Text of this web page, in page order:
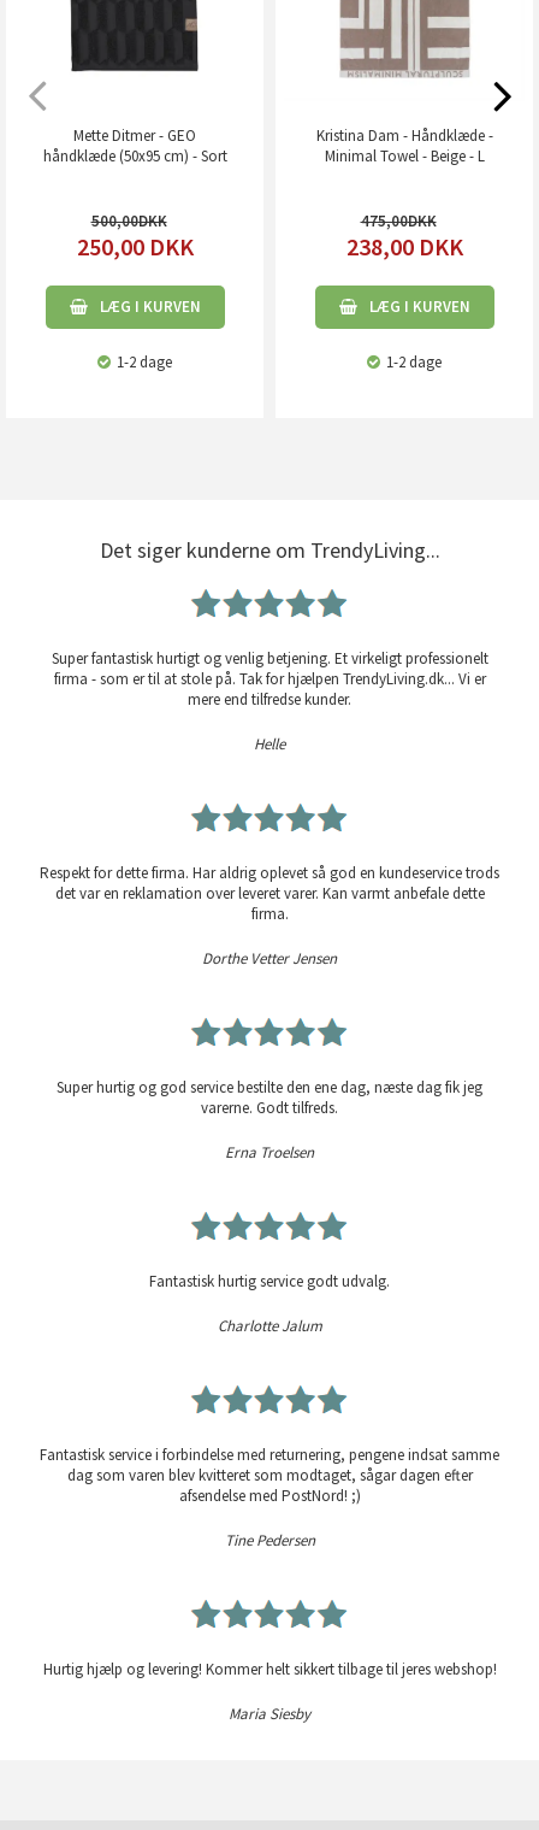
Mette Ditmer - GEO
håndklæde (50x95 cm) - Sort
500,00
250,00 DKK
LÆG I KURVEN
1-2 dage
Kristina Dam - Håndklæde -
Minimal Towel - Beige - L
475,00
238,00 DKK
LÆG I KURVEN
1-2 dage
Det siger kunderne om TrendyLiving...
Super fantastisk hurtigt og venlig betjening. Et virkeligt professionelt
firma - som er til at stole på. Tak for hjælpen TrendyLiving.dk... Vi er
mere end tilfredse kunder.
Helle
Respekt for dette firma. Har aldrig oplevet så god en kundeservice trods
det var en reklamation over leveret varer. Kan varmt anbefale dette
firma.
Dorthe Vetter Jensen
Super hurtig og god service bestilte den ene dag, næste dag fik jeg
varerne. Godt tilfreds.
Erna Troelsen
Fantastisk hurtig service godt udvalg.
Charlotte Jalum
Fantastisk service i forbindelse med returnering, pengene indsat samme
dag som varen blev kvitteret som modtaget, sågar dagen efter
afsendelse med PostNord! ;)
Tine Pedersen
Hurtig hjælp og levering! Kommer helt sikkert tilbage til jeres webshop!
Maria Siesby